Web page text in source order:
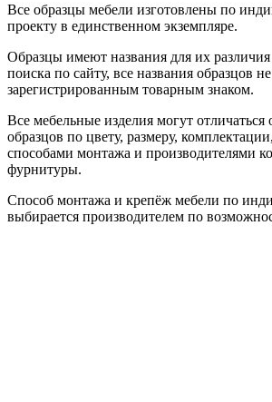
Все образцы мебели изготовлены по
проекту в единственном экземпляре.
Образцы имеют названия для их
поиска по сайту, все названия образцов
зарегистрированным товарным знаком.
Все мебельные изделия могут отличаться
образцов по цвету, размеру,
способами монтажа и производителями
фурнитуры.
Способ монтажа и крепёж мебели по
выбирается производителем по